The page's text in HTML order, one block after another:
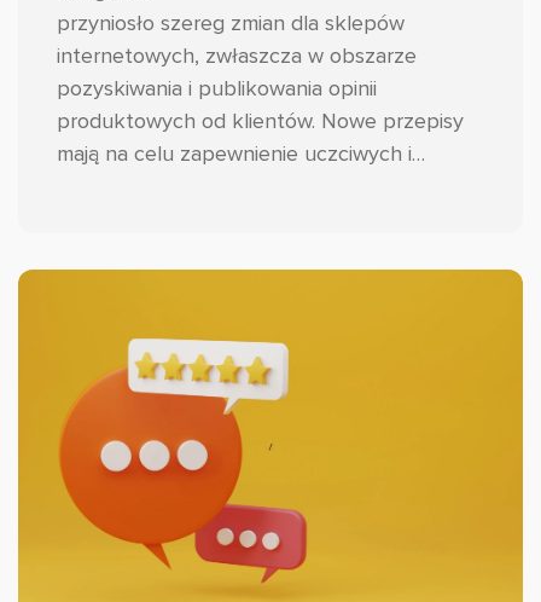
przyniosło szereg zmian dla sklepów
internetowych, zwłaszcza w obszarze
pozyskiwania i publikowania opinii
produktowych od klientów. Nowe przepisy
mają na celu zapewnienie uczciwych i
commerce.